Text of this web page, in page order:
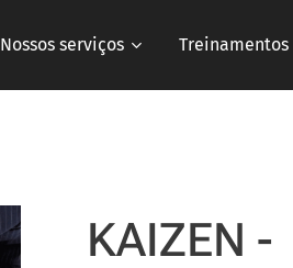
Nossos serviços Treinamentos
KAIZEN -